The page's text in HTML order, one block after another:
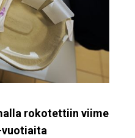
rokotettiin viime